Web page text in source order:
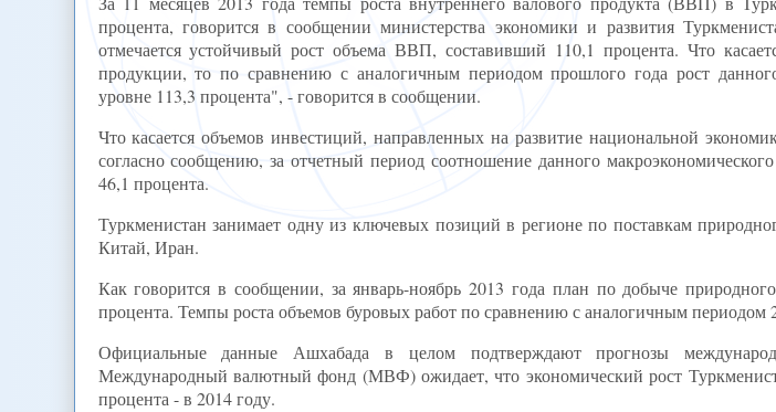
процента, говорится в сообщении министерства экономики и развития
отмечается устойчивый рост объема ВВП, составивший 110,1 процента. Что
продукции, то по сравнению с аналогичным периодом прошлого года рост
уровне 113,3 процента", - говорится в сообщении.
Что касается объемов инвестиций, направленных на развитие национальной
согласно сообщению, за отчетный период соотношение данного
46,1 процента.
Туркменистан занимает одну из ключевых позиций в регионе по поставкам
Китай, Иран.
Как говорится в сообщении, за январь-ноябрь 2013 года план по добыче
процента. Темпы роста объемов буровых работ по сравнению с аналогичным периодом
Официальные данные Ашхабада в целом подтверждают прогнозы
Международный валютный фонд (МВФ) ожидает, что экономический рост
процента - в 2014 году.